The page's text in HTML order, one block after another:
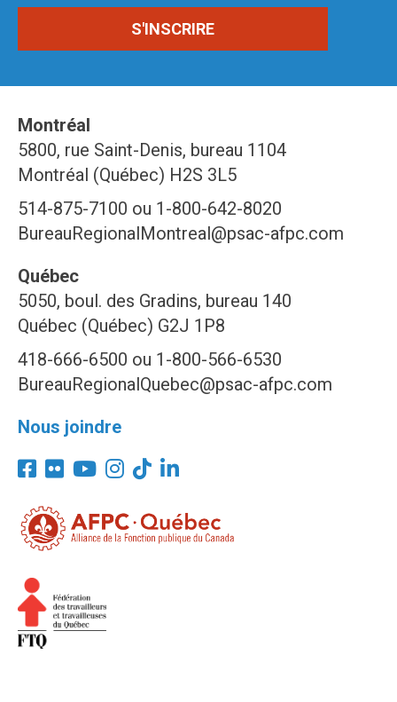
Montréal
5800, rue Saint-Denis, bureau 1104
Montréal (Québec) H2S 3L5
514-875-7100 ou 1-800-642-8020
BureauRegionalMontreal@psac-afpc.com
Québec
5050, boul. des Gradins, bureau 140
Québec (Québec) G2J 1P8
418-666-6500 ou 1-800-566-6530
BureauRegionalQuebec@psac-afpc.com
Nous joindre